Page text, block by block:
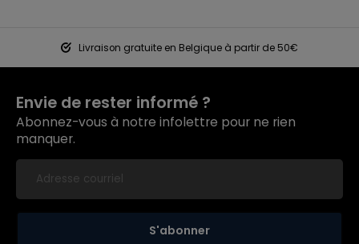
Livraison gratuite en Belgique à partir de 50€
Envie de rester informé ?
Abonnez-vous à notre infolettre pour ne rien
manquer.
S'abonner